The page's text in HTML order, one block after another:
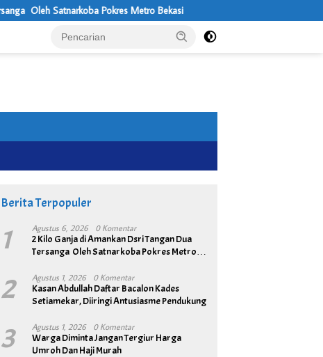
Pokres Metro Bekasi Usung Visi Desa Maju, Sejahtera,
Berita Terpopuler
1 Agustus 6, 2026 0 Komentar
2 Kilo Ganja di Amankan Dsri Tangan Dua
Tersanga Oleh Satnarkoba Pokres Metro
2 Agustus 1, 2026 0 Komentar
Kasan Abdullah Daftar Bacalon Kades
Setiamekar, Diiringi Antusiasme Pendukung
3 Agustus 1, 2026 0 Komentar
Warga Diminta Jangan Tergiur Harga
Umroh Dan Haji Murah